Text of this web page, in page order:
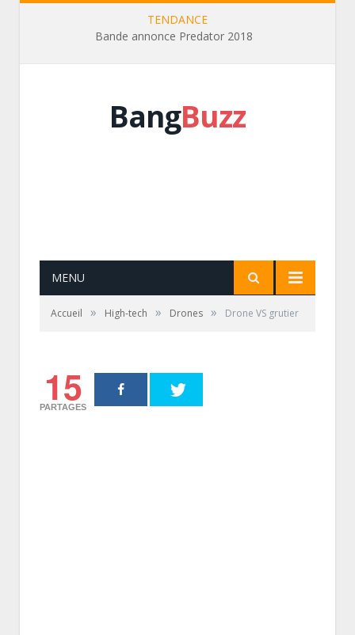
TENDANCE
Bande annonce Predator 2018
BangBuzz
MENU
Accueil » High-tech » Drones » Drone VS grutier
15
PARTAGES